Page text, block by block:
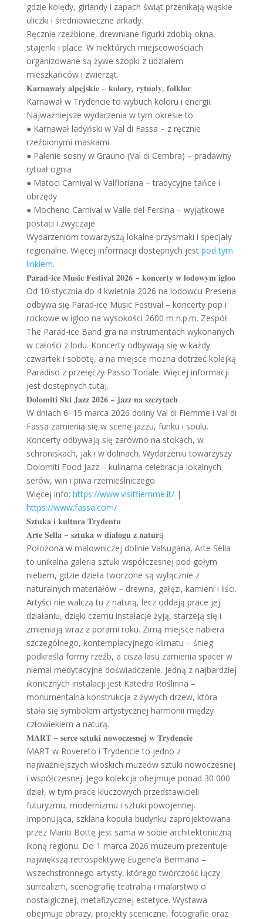
gdzie kolędy, girlandy i zapach świąt przenikają wąskie
uliczki i średniowieczne arkady.
Ręcznie rzeźbione, drewniane figurki zdobią okna,
stajenki i place. W niektórych miejscowościach
organizowane są żywe szopki z udziałem
mieszkańców i zwierząt.
𝐊𝐚𝐫𝐧𝐚𝐰𝐚ł𝐲 𝐚𝐥𝐩𝐞𝐣𝐬𝐤𝐢𝐞 – 𝐤𝐨𝐥𝐨𝐫𝐲, 𝐫𝐲𝐭𝐮𝐚ł𝐲, 𝐟𝐨𝐥𝐤𝐥𝐨𝐫
Karnawał w Trydencie to wybuch koloru i energii.
Najważniejsze wydarzenia w tym okresie to:
● Karnawał ladyński w Val di Fassa – z ręcznie
rzeźbionymi maskami
● Palenie sosny w Grauno (Val di Cembra) – pradawny
rytuał ognia
● Matoci Carnival w Valfloriana – tradycyjne tańce i
obrzędy
● Mocheno Carnival w Valle del Fersina – wyjątkowe
postaci i zwyczaje
Wydarzeniom towarzyszą lokalne przysmaki i specjały
regionalne. Więcej informacji dostępnych jest pod tym
linkiem.
𝐏𝐚𝐫𝐚𝐝-𝐢𝐜𝐞 𝐌𝐮𝐬𝐢𝐜 𝐅𝐞𝐬𝐭𝐢𝐯𝐚𝐥 𝟐𝟎𝟐𝟔 – 𝐤𝐨𝐧𝐜𝐞𝐫𝐭𝐲 𝐰 𝐥𝐨𝐝𝐨𝐰𝐲𝐦 𝐢𝐠𝐥𝐨𝐨
Od 10 stycznia do 4 kwietnia 2026 na lodowcu Presena
odbywa się Parad-ice Music Festival – koncerty pop i
rockowe w igloo na wysokości 2600 m n.p.m. Zespół
The Parad-ice Band gra na instrumentach wykonanych
w całości z lodu. Koncerty odbywają się w każdy
czwartek i sobotę, a na miejsce można dotrzeć kolejką
Paradiso z przełęczy Passo Tonale. Więcej informacji
jest dostępnych tutaj.
𝐃𝐨𝐥𝐨𝐦𝐢𝐭𝐢 𝐒𝐤𝐢 𝐉𝐚𝐳𝐳 𝟐𝟎𝟐𝟔 – 𝐣𝐚𝐳𝐳 𝐧𝐚 𝐬𝐳𝐜𝐳𝐲𝐭𝐚𝐜𝐡
W dniach 6–15 marca 2026 doliny Val di Fiemme i Val di
Fassa zamienią się w scenę jazzu, funku i soulu.
Koncerty odbywają się zarówno na stokach, w
schroniskach, jak i w dolinach. Wydarzeniu towarzyszy
Dolomiti Food Jazz – kulinarna celebracja lokalnych
serów, win i piwa rzemieślniczego.
Więcej info: https://www.visitfiemme.it/|
https://www.fassa.com/
𝐒𝐳𝐭𝐮𝐤𝐚 𝐢 𝐤𝐮𝐥𝐭𝐮𝐫𝐚 𝐓𝐫𝐲𝐝𝐞𝐧𝐭𝐮
𝐀𝐫𝐭𝐞 𝐒𝐞𝐥𝐥𝐚 – 𝐬𝐳𝐭𝐮𝐤𝐚 𝐰 𝐝𝐢𝐚𝐥𝐨𝐠𝐮 𝐳 𝐧𝐚𝐭𝐮𝐫ą
Położona w malowniczej dolinie Valsugana, Arte Sella
to unikalna galeria sztuki współczesnej pod gołym
niebem, gdzie dzieła tworzone są wyłącznie z
naturalnych materiałów – drewna, gałęzi, kamieni i liści.
Artyści nie walczą tu z naturą, lecz oddają prace jej
działaniu, dzięki czemu instalacje żyją, starzeją się i
zmieniają wraz z porami roku. Zimą miejsce nabiera
szczególnego, kontemplacyjnego klimatu – śnieg
podkreśla formy rzeźb, a cisza lasu zamienia spacer w
niemal medytacyjne doświadczenie. Jedną z najbardziej
ikonicznych instalacji jest Katedra Roślinna –
monumentalna konstrukcja z żywych drzew, która
stała się symbolem artystycznej harmonii między
człowiekiem a naturą.
𝐌𝐀𝐑𝐓 – 𝐬𝐞𝐫𝐜𝐞 𝐬𝐳𝐭𝐮𝐤𝐢 𝐧𝐨𝐰𝐨𝐜𝐳𝐞𝐬𝐧𝐞𝐣 𝐰 𝐓𝐫𝐲𝐝𝐞𝐧𝐜𝐢𝐞
MART w Rovereto i Trydencie to jedno z
najważniejszych włoskich muzeów sztuki nowoczesnej
i współczesnej. Jego kolekcja obejmuje ponad 30 000
dzieł, w tym prace kluczowych przedstawicieli
futuryzmu, modernizmu i sztuki powojennej.
Imponująca, szklana kopuła budynku zaprojektowana
przez Mario Bottę jest sama w sobie architektoniczną
ikoną regionu. Do 1 marca 2026 muzeum prezentuje
największą retrospektywę Eugene’a Bermana –
wszechstronnego artysty, którego twórczość łączy
surrealizm, scenografię teatralną i malarstwo o
nostalgicznej, metafizycznej estetyce. Wystawa
obejmuje obrazy, projekty sceniczne, fotografie oraz